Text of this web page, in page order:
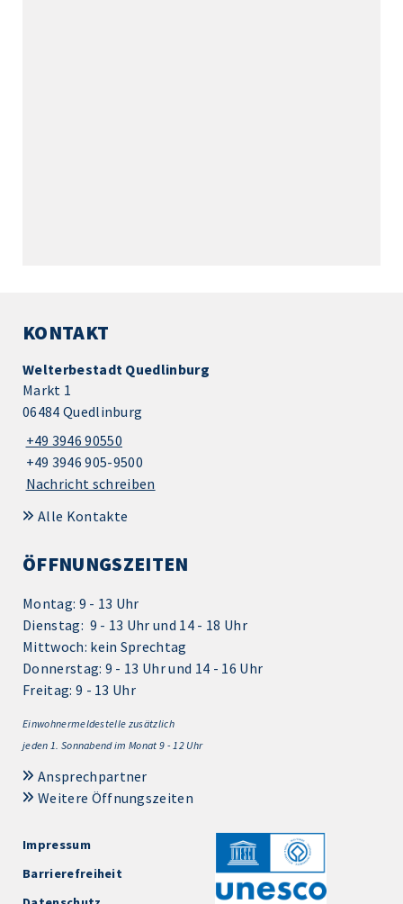
KONTAKT
Welterbestadt Quedlinburg
Markt 1
06484 Quedlinburg
+49 3946 90550
+49 3946 905-9500
Nachricht schreiben
Alle Kontakte
ÖFFNUNGSZEITEN
Montag: 9 - 13 Uhr
Dienstag: 9 - 13 Uhr und 14 - 18 Uhr
Mittwoch: kein Sprechtag
Donnerstag: 9 - 13 Uhr und 14 - 16 Uhr
Freitag: 9 - 13 Uhr
Einwohnermeldestelle zusätzlich
jeden 1. Sonnabend im Monat 9 - 12 Uhr
Ansprechpartner
Weitere Öffnungszeiten
Impressum
Barrierefreiheit